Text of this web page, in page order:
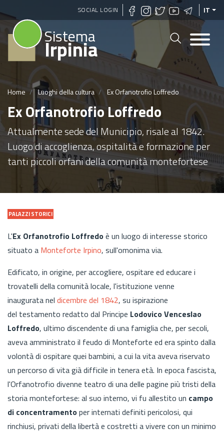
Salta
al
contenuto
SOCIAL LOGIN IT
Sistema
Irpinia
Home Luoghi della cultura Ex Orfanotrofio Loffredo
Ex Orfanotrofio Loffredo
Attualmente sede del Municipio, risale al 1842.
Luogo di accoglienza, ospitalità e formazione per
tanti piccoli orfani della comunità montefortese
PALAZZI STORICI
L'Ex Orfanotrofio Loffredoè un luogo di interesse storico
situato a Monteforte Irpino, sull'omonima via.
Edificato, in origine, per accogliere, ospitare ed educare i
trovatelli della comunità locale, l'istituzione venne
inaugurata nel dicembre del 1842, su ispirazione
del testamento redatto dal Principe Lodovico Venceslao
Loffredo, ultimo discendente di una famiglia che, per secoli,
aveva amministrato il feudo di Monteforte ed era spinto dalla
volontà di ospitare quei bambini, a cui la vita aveva riservato
un percorso di vita già difficile in tenera età. In epoca fascista,
l'Orfanotrofio divenne teatro di una delle pagine più tristi della
storia montefortese: al suo interno, vi fu allestito un campo
di concentramentoper internati definiti pericolosi, qui
rinchiusi, privati della libertà e costretti a vivere con un minimo